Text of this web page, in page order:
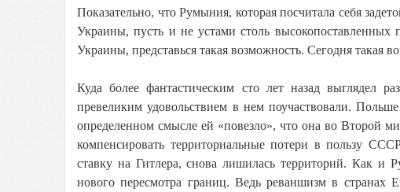
Показательно, что Румыния, которая посчитала себя
Украины, пусть и не устами столь
Украины, представься такая возможность. Сегодня такая
Куда более фантастическим сто лет назад выглядел
превеликим удовольствием в нем поучаствовали.
определенном смысле ей «повезло», что она во Второй
компенсировать территориальные потери в пользу
ставку на Гитлера, снова лишилась территорий. Как и
нового пересмотра границ. Ведь реваншизм в